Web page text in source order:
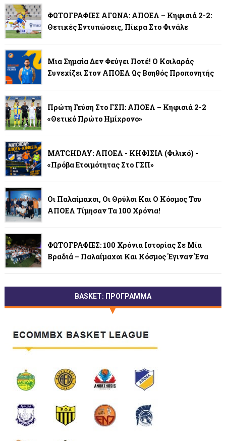
ΦΩΤΟΓΡΑΦΙΕΣ ΑΓΩΝΑ: ΑΠΟΕΛ – Κηφισιά 2-2:
Θετικές Εντυπώσεις, Πίκρα Στο Φινάλε
Μια Σημαία Δεν Φεύγει Ποτέ! Ο Κοιλαράς
Συνεχίζει Στον ΑΠΟΕΛ Ως Βοηθός Προπονητής
Πρώτη Γεύση Στο ΓΣΠ: ΑΠΟΕΛ – Κηφισιά 2-2
«Θετικό Πρώτο Ημίχρονο»
MATCHDAY: ΑΠΟΕΛ - ΚΗΦΙΣΙΑ (φιλικό) -
«Πρόβα Ετοιμότητας Στο ΓΣΠ»
Οι Παλαίμαχοι, Οι Θρύλοι Και Ο Κόσμος Του
ΑΠΟΕΛ Τίμησαν Τα 100 Χρόνια!
ΦΩΤΟΓΡΑΦΙΕΣ: 100 Χρόνια Ιστορίας Σε Μία
Βραδιά – Παλαίμαχοι Και Κόσμος Έγιναν Ένα
BASKET: ΠΡΟΓΡΑΜΜΑ